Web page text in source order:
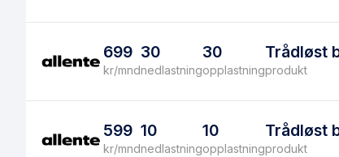
699
kr/mnd
30
nedlastning
30
opplastning
Trådløst
produkt
599
kr/mnd
10
nedlastning
10
opplastning
Trådløst
produkt